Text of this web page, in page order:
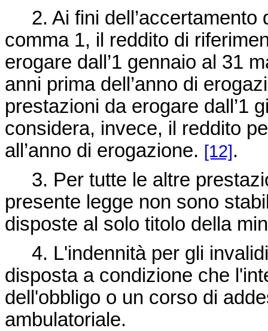
2. Ai fini dell’accertamento
comma 1, il reddito di
erogare dall’1 gennaio al 31
anni prima dell’anno di
prestazioni da erogare dall’1
considera, invece, il reddito
all’anno di erogazione. [12].
3. Per tutte le altre
presente legge non sono
disposte al solo titolo della
4. L'indennità per gli
disposta a condizione che
dell'obbligo o un corso di
ambulatoriale.